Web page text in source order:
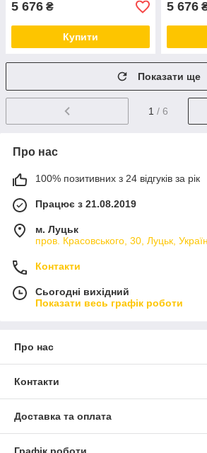
5 676 ₴
Купити
5 676
Показати ще
1 / 6
Про нас
100% позитивних з 24 відгуків за рік
Працює з 21.08.2019
м. Луцьк
пров. Красовського, 30, Луцьк,
Контакти
Сьогодні вихідний
Показати весь графік роботи
Про нас
Контакти
Доставка та оплата